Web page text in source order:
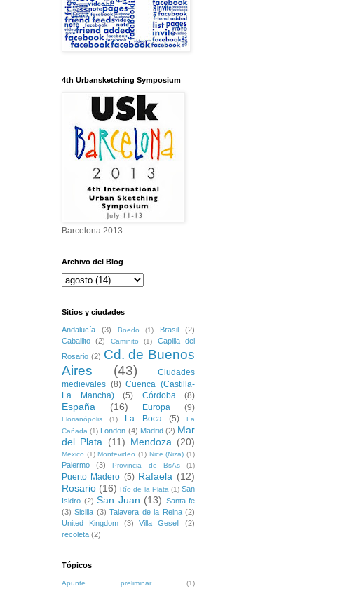
4th Urbansketching Symposium
Barcelona 2013
Archivo del Blog
Sitios y ciudades
Andalucía (3) Boedo (1) Brasil
(2)
Caballito
(2) Caminito (1)
Capilla del
Rosario (2) Cd. de Buenos
Aires
(43)
Ciudades
medievales (8) Cuenca (Castilla-
La Mancha)
(5) Córdoba (8)
España (16) Europa (9)
Florianópolis (1) La Boca (5)
La
Cañada (1) London (4) Madrid (2) Mar
del Plata (11) Mendoza (20)
Mexico (1) Montevideo (1) Nice (Niza) (1)
Palermo (3) Provincia de BsAs (1)
Puerto Madero (5) Rafaela (12)
Rosario (16) Río de la Plata (1) San
Isidro (2) San Juan (13) Santa fe
(3) Sicilia (3) Talavera de la Reina (2)
United Kingdom
(3) Villa Gesell
(2)
recoleta (2)
Tópicos
Apunte preliminar (1)